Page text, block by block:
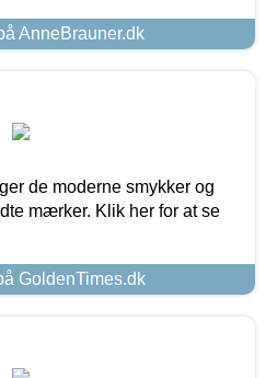
AnneBrauner.dk
de moderne smykker og
mærker. Klik her for at se
GoldenTimes.dk